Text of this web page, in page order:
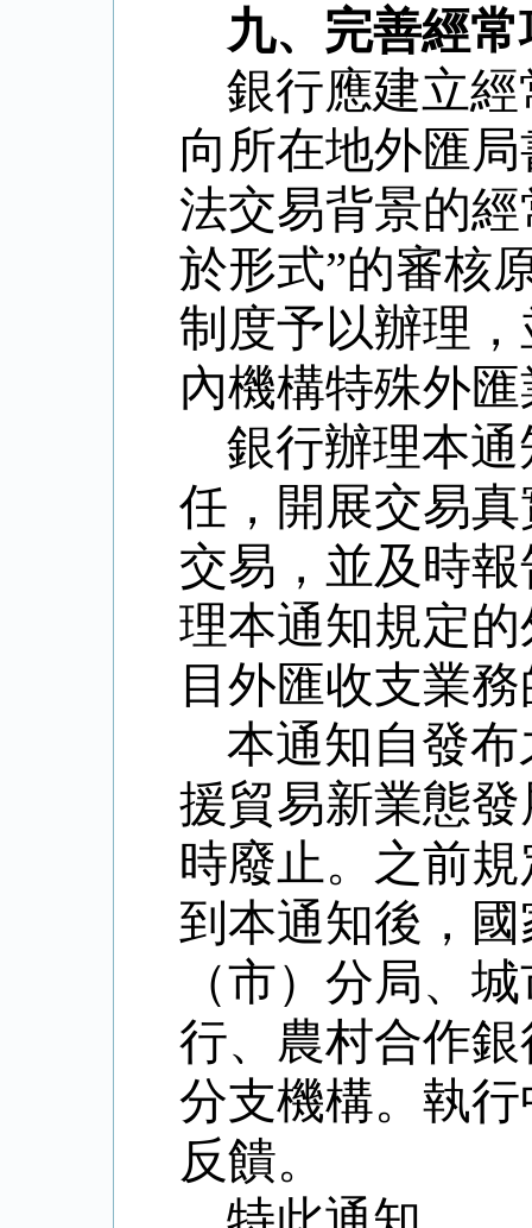
九、完善經
銀行應建立
向所在地外匯
法交易背景的
於形式”的審核
制度予以辦理
內機構特殊外
銀行辦理本
任，開展交易
交易，並及時
理本通知規定
目外匯收支業
本通知自發
援貿易新業態
時廢止。之前
到本通知後，
（市）分局、
行、農村合作
分支機構。執
反饋。